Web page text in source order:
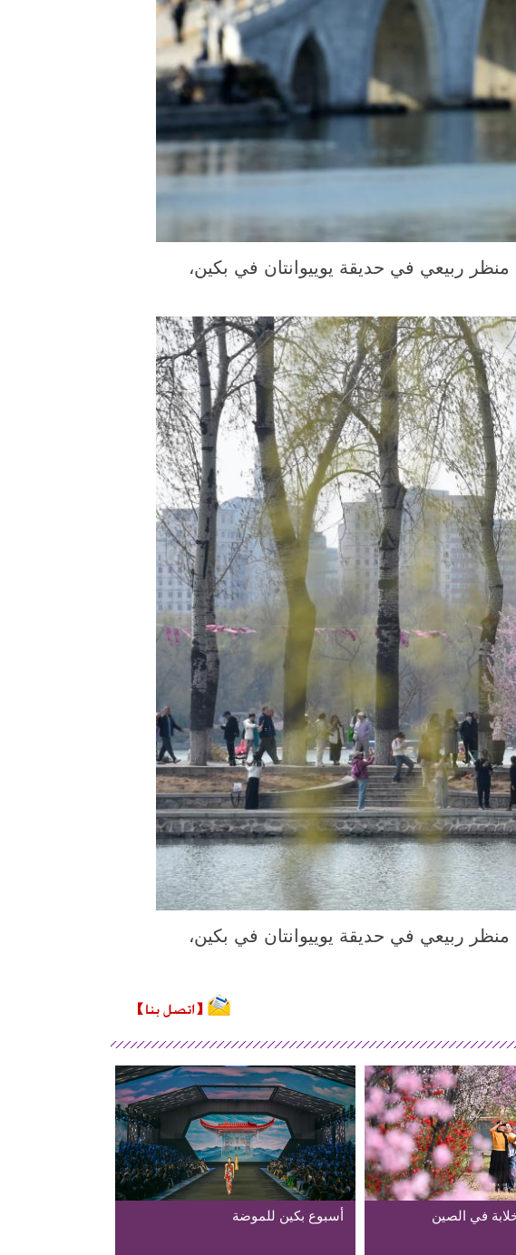
20 مارس 2026 (شينخوا) في الصورة الملتقطة يوم 19 مارس 2026، منظر ربيعي في حديقة يوييوانتان في بكين،
20 مارس 2026 (شينخوا) في الصورة الملتقطة يوم 19 مارس 2026، منظر ربيعي في حديقة يوييوانتان في بكين،
في الصين أسبوع بكين للموضة